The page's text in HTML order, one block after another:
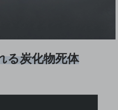
る炭化物死体